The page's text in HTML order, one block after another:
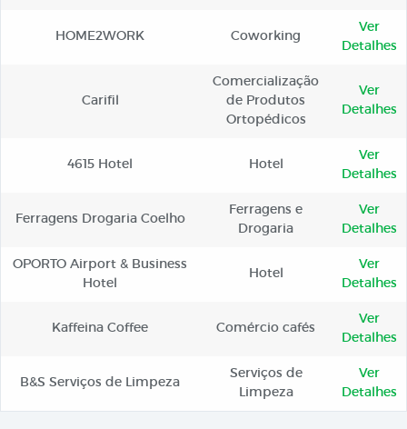
HOME2WORK Coworking
Ver
Detalhes
Carifil
Comercialização
de Produtos
Ortopédicos
Ver
Detalhes
4615 Hotel Hotel
Ver
Detalhes
Ferragens Drogaria Coelho
Ferragens e
Drogaria
Ver
Detalhes
OPORTO Airport & Business
Hotel
Hotel
Ver
Detalhes
Kaffeina Coffee Comércio cafés
Ver
Detalhes
B&S Serviços de Limpeza
Serviços de
Limpeza
Ver
Detalhes